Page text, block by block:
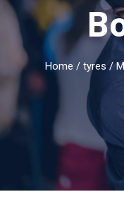
Home / tyres /